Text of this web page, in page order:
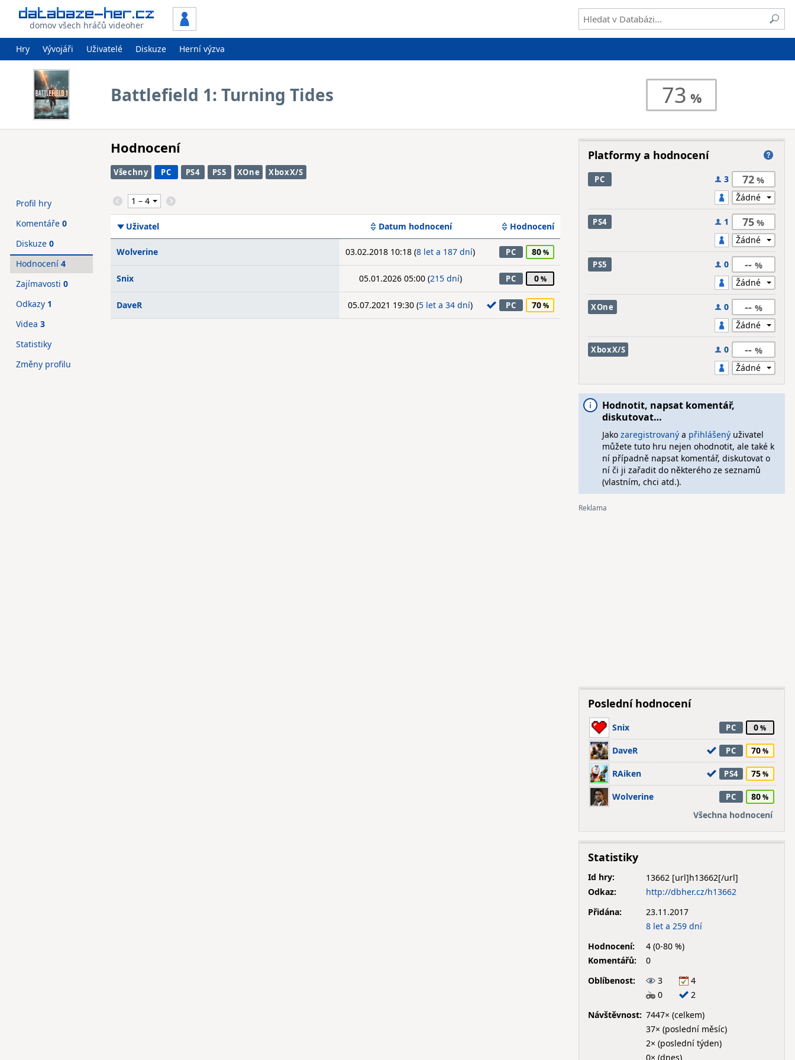
domov všech hráčů videoher
Hry Vývojáři Uživatelé Diskuze Herní výzva
Battlefield 1: Turning Tides 73
Hodnocení
Všechny PC PS4 PS5 XOne XboxX/S
Uživatel Datum hodnocení Hodnocení
Wolverine 03.02.2018 10:18 (8 let a 187 dní) PC 80
Snix 05.01.2026 05:00 (215 dní) PC 0
DaveR 05.07.2021 19:30 (5 let a 34 dní) PC 70
Profil hry
Komentáře 0
Diskuze 0
Hodnocení 4
Zajímavosti 0
Odkazy 1
Videa 3
Statistiky
Změny profilu
Platformy a hodnocení
PC 3 72
PS4 1 75
PS5 0 --
XOne 0 --
XboxX/S 0 --
Hodnotit, napsat komentář,
diskutovat…
Jako zaregistrovanýa přihlášenýuživatel
můžete tuto hru nejen ohodnotit, ale také k
ní případně napsat komentář, diskutovat o
ní či ji zařadit do některého ze seznamů
(vlastním, chci atd.).
Poslední hodnocení
Snix PC 0
DaveR PC 70
RAiken PS4 75
Wolverine PC
80
Všechna hodnocení
Statistiky
Id hry:
13662
Odkaz:
http://dbher.cz/h13662
Přidána:
23.11.2017
8 let a 259 dní
Hodnocení:
4 (0-80 %)
Komentářů:
0
Oblíbenost:
3
4
0
2
Návštěvnost: 7447× (celkem)
37× (poslední měsíc)
2× (poslední týden)
0× (dnes)